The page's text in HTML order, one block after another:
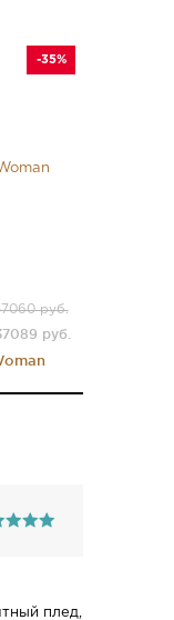
-35%
руб.
руб.
плед,